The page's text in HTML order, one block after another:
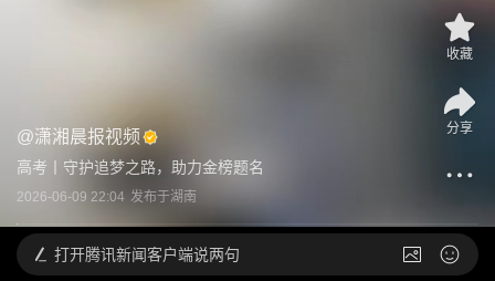
@潇湘晨报视频
高考丨守护追梦之路，助力金榜题名
2026-06-09 22:04 发布于湖南
收藏
分享
打开腾讯新闻客户端说两句